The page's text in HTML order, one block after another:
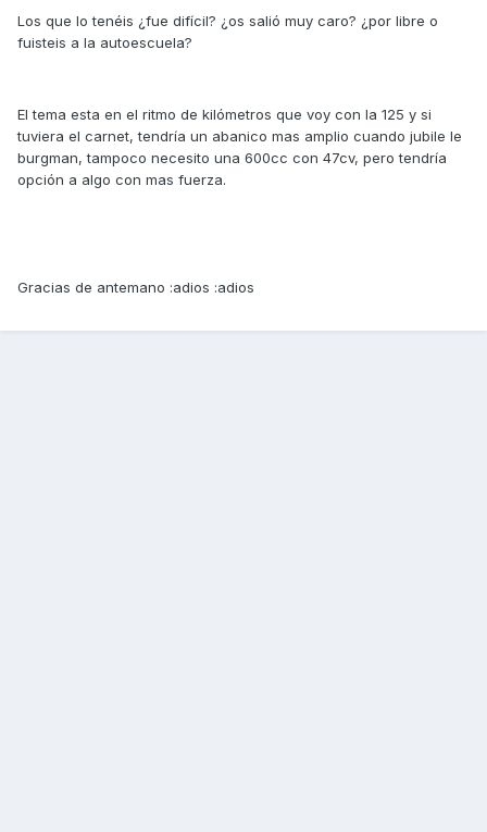
Los que lo tenéis ¿fue difícil? ¿os salió muy caro? ¿por libre o
fuisteis a la autoescuela?
El tema esta en el ritmo de kilómetros que voy con la 125 y si
tuviera el carnet, tendría un abanico mas amplio cuando jubile le
burgman, tampoco necesito una 600cc con 47cv, pero tendría
opción a algo con mas fuerza.
Gracias de antemano :adios :adios